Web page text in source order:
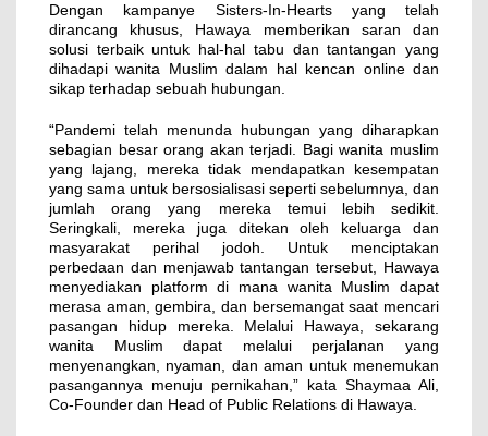
Dengan kampanye Sisters-In-Hearts yang telah
dirancang khusus, Hawaya memberikan saran dan
solusi terbaik untuk hal-hal tabu dan tantangan yang
dihadapi wanita Muslim dalam hal kencan online dan
sikap terhadap sebuah hubungan.
“Pandemi telah menunda hubungan yang diharapkan
sebagian besar orang akan terjadi. Bagi wanita muslim
yang lajang, mereka tidak mendapatkan kesempatan
yang sama untuk bersosialisasi seperti sebelumnya, dan
jumlah orang yang mereka temui lebih sedikit.
Seringkali, mereka juga ditekan oleh keluarga dan
masyarakat perihal jodoh. Untuk menciptakan
perbedaan dan menjawab tantangan tersebut, Hawaya
menyediakan platform di mana wanita Muslim dapat
merasa aman, gembira, dan bersemangat saat mencari
pasangan hidup mereka. Melalui Hawaya, sekarang
wanita Muslim dapat melalui perjalanan yang
menyenangkan, nyaman, dan aman untuk menemukan
pasangannya menuju pernikahan,” kata Shaymaa Ali,
Co-Founder dan Head of Public Relations di Hawaya.